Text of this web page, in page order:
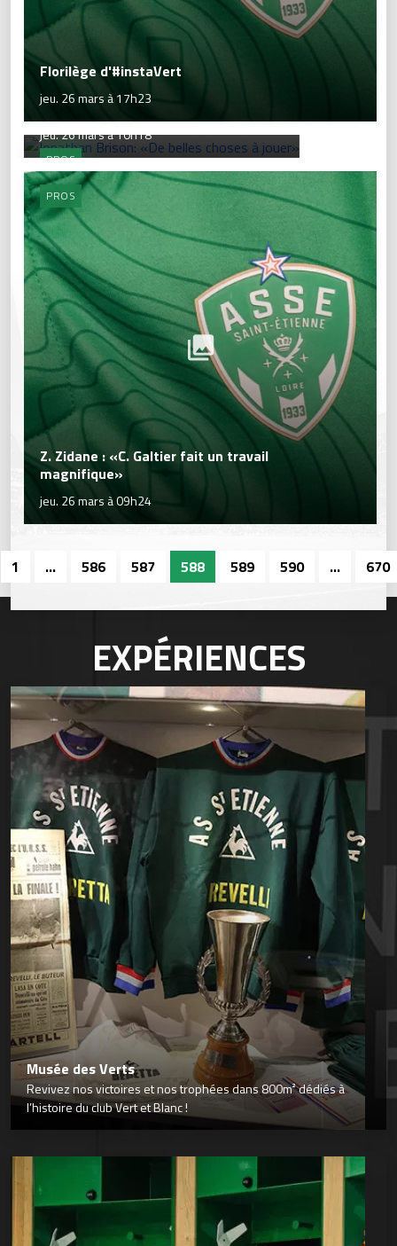
Florilège d'#instaVert
jeu. 26 mars à 17h23
PROS
Jonathan Brison: «De belles choses à
jouer»
jeu. 26 mars à 10h18
PROS
Z. Zidane : «C. Galtier fait un travail
magnifique»
jeu. 26 mars à 09h24
1 ... 586 587 588 589 590 ... 670
EXPÉRIENCES
Musée des Verts
Revivez nos victoires et nos trophées dans 800m² dédiés à
l’histoire du club Vert et Blanc !